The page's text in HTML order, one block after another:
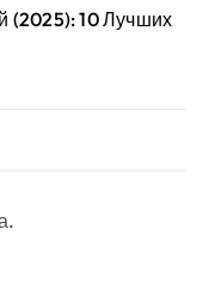
(2025): 10 Лучших